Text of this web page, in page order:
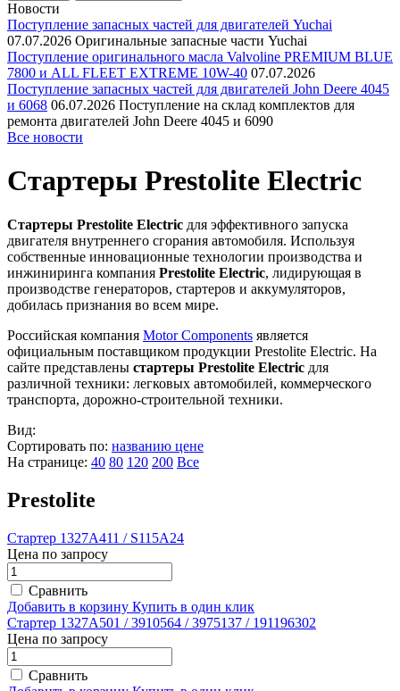
Новости
Поступление запасных частей для двигателей Yuchai
07.07.2026 Оригинальные запасные части Yuchai
Поступление оригинального масла Valvoline PREMIUM BLUE
7800 и ALL FLEET EXTREME 10W-40 07.07.2026
Поступление запасных частей для двигателей John Deere 4045
и 6068 06.07.2026 Поступление на склад комплектов для
ремонта двигателей John Deere 4045 и 6090
Все новости
Стартеры Prestolite Electric
Стартеры Prestolite Electric для эффективного запуска
двигателя внутреннего сгорания автомобиля. Используя
собственные инновационные технологии производства и
инжиниринга компания Prestolite Electric, лидирующая в
производстве генераторов, стартеров и аккумуляторов,
добилась признания во всем мире.
Российская компания Motor Components является
официальным поставщиком продукции Prestolite Electric. На
сайте представлены стартеры Prestolite Electric для
различной техники: легковых автомобилей, коммерческого
транспорта, дорожно-строительной техники.
Вид:
Сортировать по: названию цене
На странице: 40 80 120 200 Все
Prestolite
Стартер 1327A411 / S115A24
Цена по запросу
Сравнить
Добавить в корзину Купить в один клик
Стартер 1327A501 / 3910564 / 3975137 / 191196302
Цена по запросу
Сравнить